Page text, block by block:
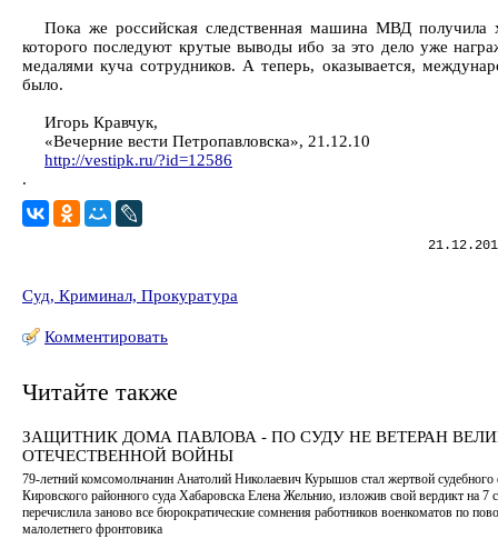
Пока же российская следственная машина МВД
которого последуют крутые выводы ибо за это дело уже
медалями куча сотрудников. А теперь, оказывается,
было.
Игорь Кравчук,
«Вечерние вести Петропавловска», 21.12.10
http://vestipk.ru/?id=12586
.
Суд, Криминал, Прокуратура
Комментировать
Читайте также
ЗАЩИТНИК ДОМА ПАВЛОВА - ПО СУДУ НЕ ВЕТЕРАН
ОТЕЧЕСТВЕННОЙ ВОЙНЫ
79-летний комсомольчанин Анатолий Николаевич Курышов стал жертвой
Кировского районного суда Хабаровска Елена Жельнио, изложив свой вердикт на 7
перечислила заново все бюрократические сомнения работников военкоматов по
малолетнего фронтовика